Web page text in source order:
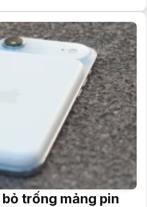
trống mảng pin